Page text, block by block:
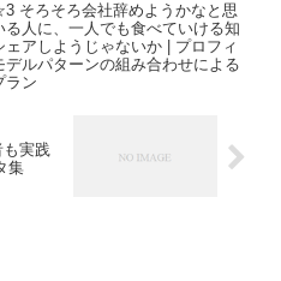
そろそろ会社辞めようかなと思
る人に、一人でも食べていける知
ェアしようじゃないか | プロフィ
デルパターンの組み合わせによる
ラン
実践
集